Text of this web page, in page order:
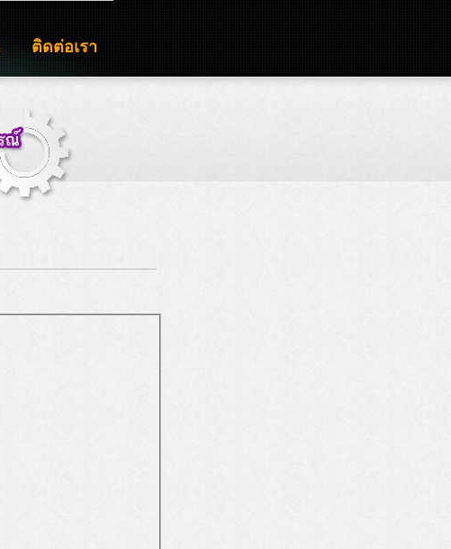
ติดต่อเรา